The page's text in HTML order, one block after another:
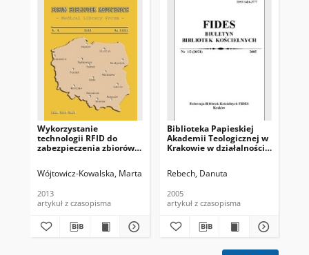
Wykorzystanie
technologii RFID do
zabezpieczenia zbiorów
Papieskiego Jana Pawła II
Wójtowicz-Kowalska, Marta Rebech, Danuta
2013
artykuł z czasopisma
Biblioteka Papieskiej
Akademii Teologicznej w
Krakowie w działalności
Rebech, Danuta
2005
artykuł z czasopisma